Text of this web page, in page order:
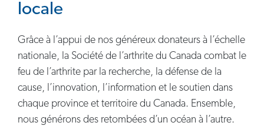
locale
Grâce à l’appui de nos généreux donateurs à l’échelle
nationale, la Société de l’arthrite du Canada combat le
feu de l’arthrite par la recherche, la défense de la
cause, l’innovation, l’information et le soutien dans
chaque province et territoire du Canada. Ensemble,
nous générons des retombées d’un océan à l’autre.